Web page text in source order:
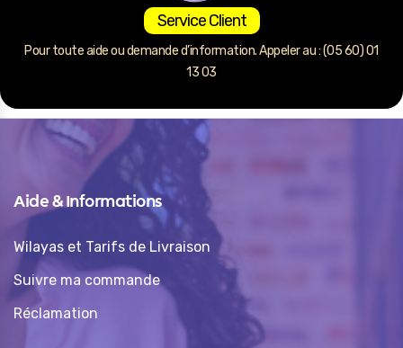
Service Client
Pour toute aide ou demande d’information. Appeler au : (05 60) 01
13 03
Aide & Informations
Wilayas et Tarifs de Livraison
Suivre ma commande
Réclamation